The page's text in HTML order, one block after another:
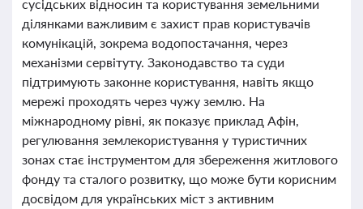
сусідських відносин та користування земельними
ділянками важливим є захист прав користувачів
комунікацій, зокрема водопостачання, через
механізми сервітуту. Законодавство та суди
підтримують законне користування, навіть якщо
мережі проходять через чужу землю. На
міжнародному рівні, як показує приклад Афін,
регулювання землекористування у туристичних
зонах стає інструментом для збереження житлового
фонду та сталого розвитку, що може бути корисним
досвідом для українських міст з активним